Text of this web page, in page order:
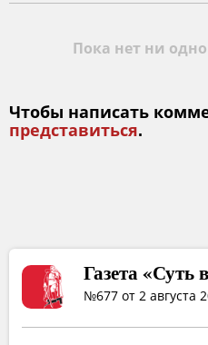
Пока нет ни
Чтобы написать
представиться.
Газета «Суть
№677 от 2 августа